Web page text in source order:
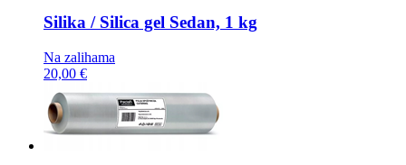
Silika / Silica gel Sedan, 1 kg
Na zalihama
20,00 €